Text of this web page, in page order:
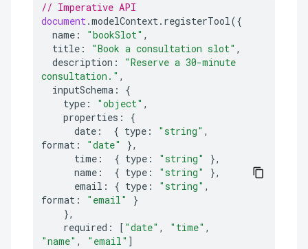
// Imperative API
document.modelContext. registerTool({
name : "bookSlot" ,
title : "Book a consultation slot" ,
description :
"Reserve a 30-minute
consultation." ,
inputSchema :
{
type : "object" ,
properties :
{
date : { type : "string" ,
format : "date"
},
time : { type : "string"
},
name : { type : "string"
},
email : { type : "string" ,
format : "email"
}
},
required : [ "date" , "time" ,
"name" , "email" ]